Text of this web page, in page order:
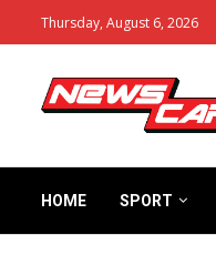
Thursday, August 6, 2026
HOME SPORT